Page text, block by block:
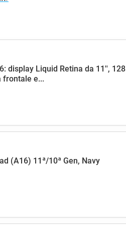
display Liquid Retina da 11'', 128
frontale e...
(A16) 11ª/10ª Gen, Navy